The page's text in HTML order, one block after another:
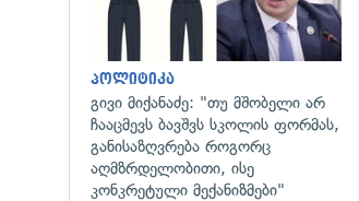
პოლიტიკა
გივი მიქანაძე: "თუ მშობელი არ
ჩააცმევს ბავშვს სკოლის ფორმას,
განისაზღვრება როგორც
აღმზრდელობითი, ისე
კონკრეტული მექანიზმები"